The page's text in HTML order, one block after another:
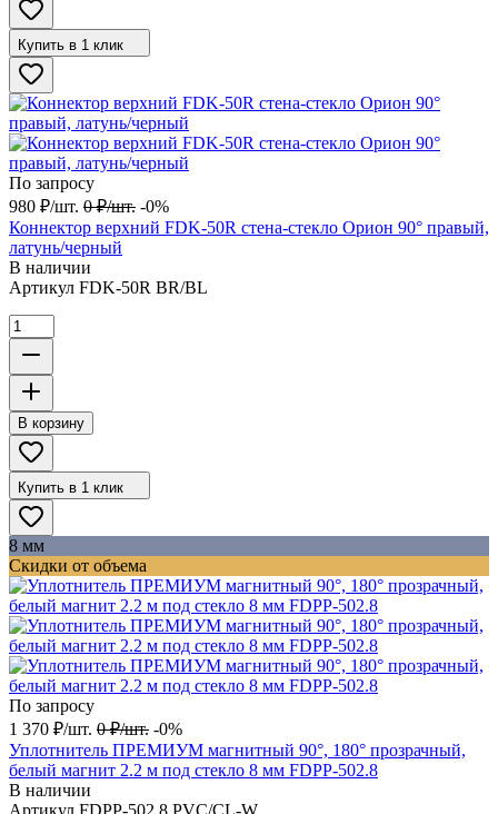
Купить в 1 клик
По запросу
980 ₽/шт. 0 ₽/шт. -0%
Коннектор верхний FDK-50R стена-стекло Орион 90° правый,
латунь/черный
В наличии
Артикул FDK-50R BR/BL
В корзину
Купить в 1 клик
8 мм
Скидки от объема
По запросу
1 370 ₽/шт. 0 ₽/шт. -0%
Уплотнитель ПРЕМИУМ магнитный 90°, 180° прозрачный,
белый магнит 2.2 м под стекло 8 мм FDPP-502.8
В наличии